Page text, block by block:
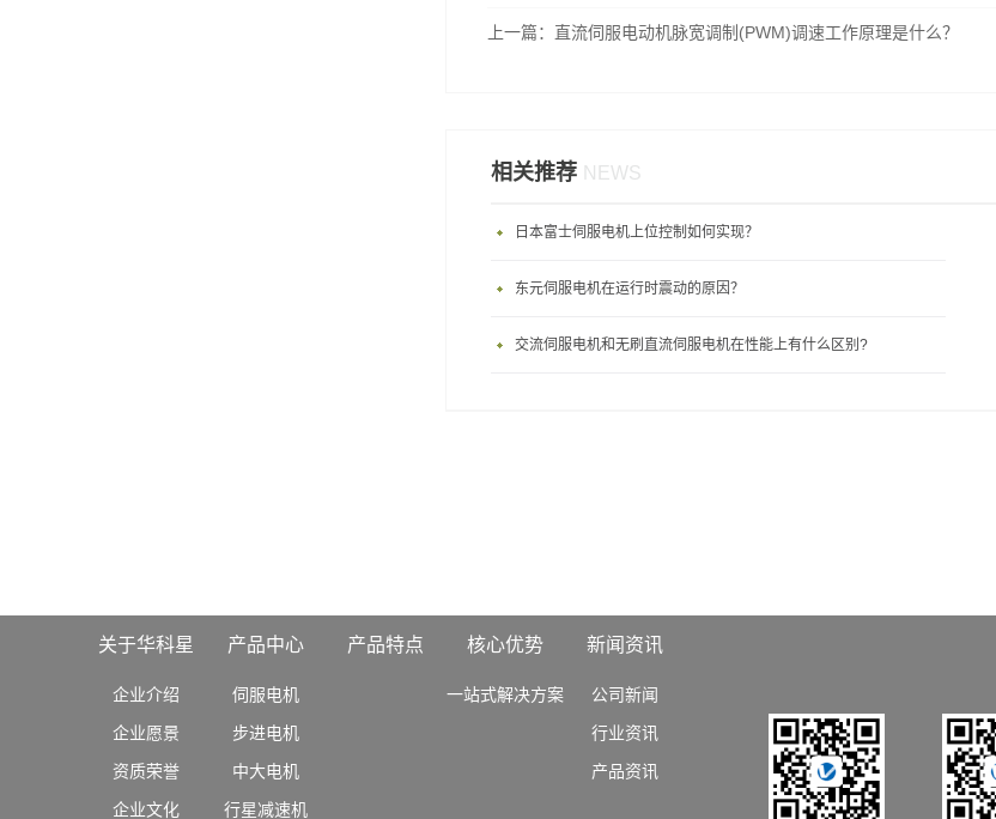
上一篇： 直流伺服电动机脉宽调制(PWM)调速工作原理是什么？
相关推荐 NEWS
日本富士伺服电机上位控制如何实现？
东元伺服电机在运行时震动的原因？
交流伺服电机和无刷直流伺服电机在性能上有什么区别?
关于华科星
企业介绍
企业愿景
资质荣誉
企业文化
产品中心
伺服电机
步进电机
中大电机
行星减速机
产品特点 核心优势
一站式解决方案
新闻资讯
公司新闻
行业资讯
产品资讯